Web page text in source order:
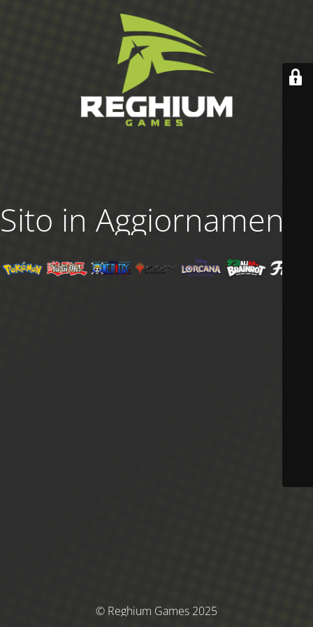
Sito in Aggiornamento
© Reghium Games 2025